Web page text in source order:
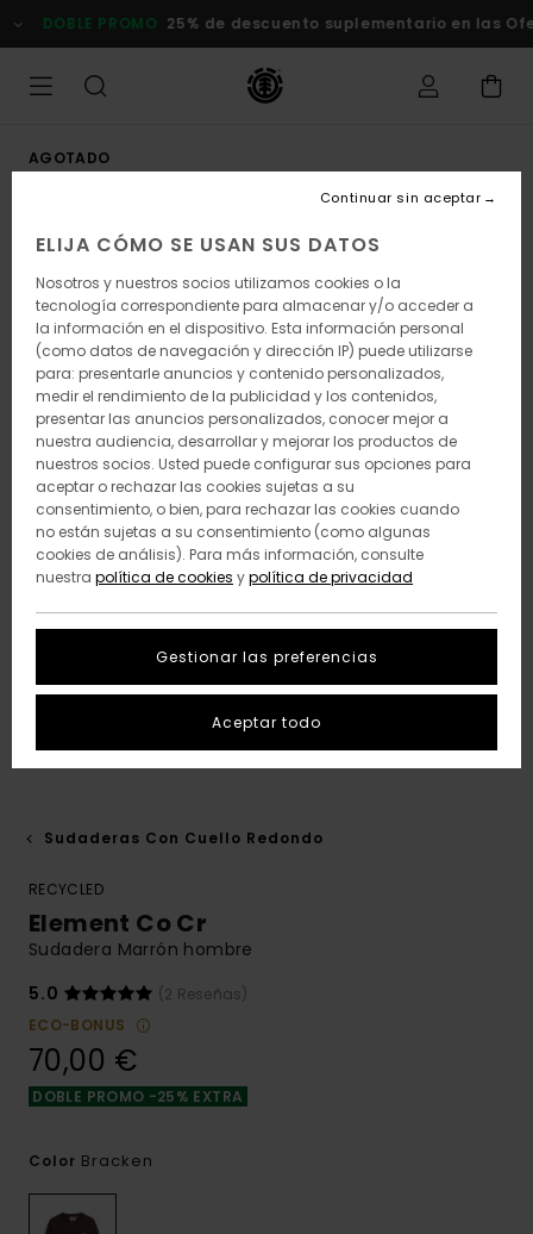
la
DOBLE PROMO 25% de descuento suplementario en las
AGOTADO
Sudaderas Con Cuello Redondo
RECYCLED
Element Co Cr
Sudadera Marrón hombre
5.0
(2 Reseñas)
ECO-BONUS
70,00 €
DOBLE PROMO -25% EXTRA
Color Bracken
ELIJA CÓMO SE USAN SUS DATOS
Nosotros y nuestros socios utilizamos cookies o la
tecnología correspondiente para almacenar y/o acceder a
la información en el dispositivo. Esta información personal
(como datos de navegación y dirección IP) puede utilizarse
para: presentarle anuncios y contenido personalizados,
medir el rendimiento de la publicidad y los contenidos,
presentar las anuncios personalizados, conocer mejor a
nuestra audiencia, desarrollar y mejorar los productos de
nuestros socios. Usted puede configurar sus opciones para
aceptar o rechazar las cookies sujetas a su
consentimiento, o bien, para rechazar las cookies cuando
no están sujetas a su consentimiento (como algunas
cookies de análisis). Para más información, consulte
nuestra política de cookies ypolítica de privacidad
Gestionar las preferencias
Continuar sin aceptar
Aceptar todo